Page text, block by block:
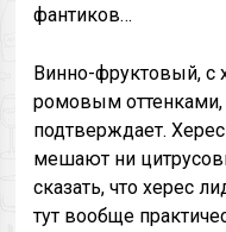
фантиков…
Винно-фруктовый,
ромовым оттенками,
подтверждает.
мешают ни
сказать, что херес
тут вообще